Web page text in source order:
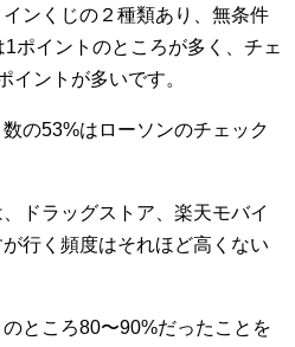
ンくじの２種類あり、無条件
ポイントのところが多く、チェ
イントが多いです。
の53%はローソンのチェック
ドラッグストア、楽天モバイ
行く頻度はそれほど高くない
ところ80〜90%だったことを